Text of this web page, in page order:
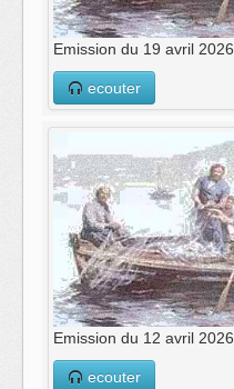
Emission du 19 avril 2026
ecouter
Emission du 12 avril 2026
ecouter